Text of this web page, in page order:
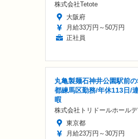
株式会社Tetote
大阪府
月給33万円～50万円
正社員
丸亀製麺石神井公園駅前
都練馬区勤務/年休113日/
暇
株式会社トリドールホール
東京都
月給23万円～30万円